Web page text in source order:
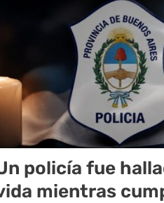
policía fue
mientras